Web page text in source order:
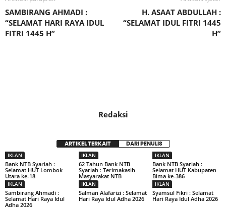
SAMBIRANG AHMADI :
“SELAMAT HARI RAYA IDUL
FITRI 1445 H”
H. ASAAT ABDULLAH :
“SELAMAT IDUL FITRI 1445
H”
Redaksi
ARTIKEL TERKAIT DARI PENULIS
IKLAN
Bank NTB Syariah :
Selamat HUT Lombok
Utara ke-18
IKLAN
62 Tahun Bank NTB
Syariah : Terimakasih
Masyarakat NTB
IKLAN
Bank NTB Syariah :
Selamat HUT Kabupaten
Bima ke-386
IKLAN
Sambirang Ahmadi :
Selamat Hari Raya Idul
Adha 2026
IKLAN
Salman Alafarizi : Selamat
Hari Raya Idul Adha 2026
IKLAN
Syamsul Fikri : Selamat
Hari Raya Idul Adha 2026